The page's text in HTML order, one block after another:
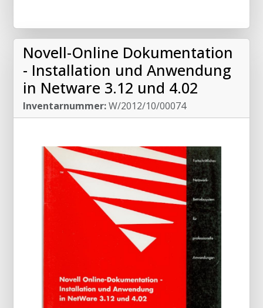
Novell-Online Dokumentation
- Installation und Anwendung
in Netware 3.12 und 4.02
Inventarnummer:W/2012/10/00074